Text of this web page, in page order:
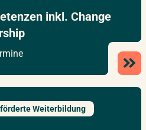
inkl. Change
Weiterbildung